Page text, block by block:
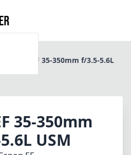
Canon EF 35-350mm f/3.5-5.6L
35-350mm
USM